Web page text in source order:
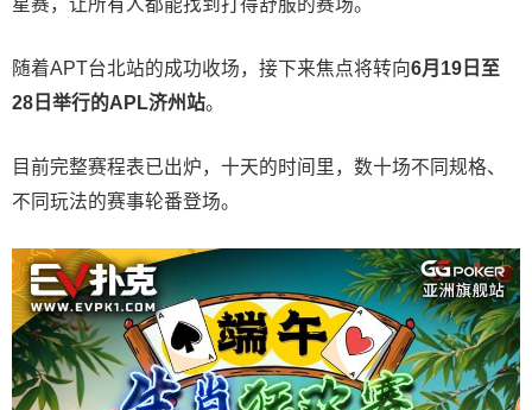
星赛，让所有人都能找到打得舒服的赛场。
随着APT台北站的成功收场，接下来焦点将转向6月 19 日至
28 日举行的APL济州站。
目前完整赛程表已出炉，十天的时间里，数十场不同规格、
不同玩法的赛事轮番登场。